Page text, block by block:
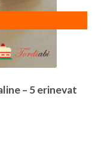
– 5 erinevat